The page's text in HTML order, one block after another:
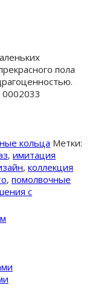
пола
0002033
кольца Метки:
, имитация
, коллекция
, помолвочные
с